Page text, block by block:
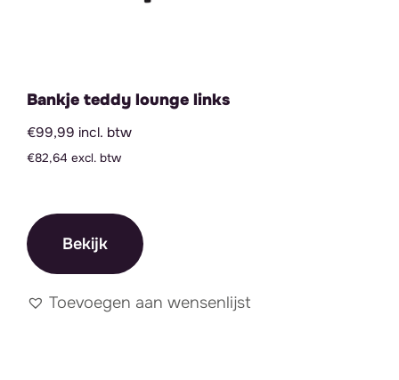
Bankje teddy lounge links
€99,99 incl. btw
€82,64 excl. btw
Bekijk
Toevoegen aan wensenlijst